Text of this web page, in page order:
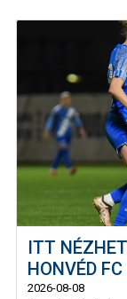
ITT
HONVÉD
2026-08-08